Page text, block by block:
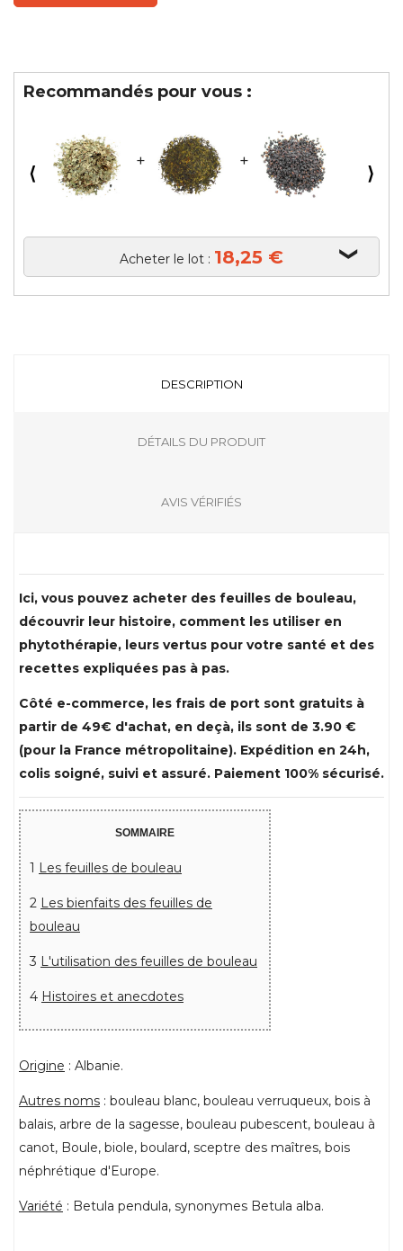
Recommandés pour vous :
⟨ ⟩
Acheter le lot : 18,25 €
DESCRIPTION
DÉTAILS DU PRODUIT
AVIS VÉRIFIÉS
Ici, vous pouvez acheter des feuilles de bouleau,
découvrir leur histoire, comment les utiliser en
phytothérapie, leurs vertus pour votre santé et des
recettes expliquées pas à pas.
Côté e-commerce, les frais de port sont gratuits à
partir de 49€ d'achat, en deçà, ils sont de 3.90 €
(pour la France métropolitaine). Expédition en 24h,
colis soigné, suivi et assuré. Paiement 100% sécurisé.
SOMMAIRE
1 Les feuilles de bouleau
2 Les bienfaits des feuilles de
bouleau
3 L'utilisation des feuilles de bouleau
4 Histoires et anecdotes
Origine : Albanie.
Autres noms : bouleau blanc, bouleau verruqueux, bois à
balais, arbre de la sagesse, bouleau pubescent, bouleau à
canot, Boule, biole, boulard, sceptre des maîtres, bois
néphrétique d'Europe.
Variété : Betula pendula, synonymes Betula alba.